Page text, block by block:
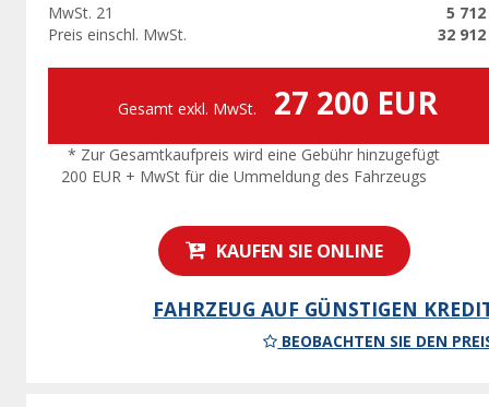
MwSt. 21
5 712
Preis einschl. MwSt.
32 912
Gesamt exkl. MwSt. 27 200 EUR
* Zur Gesamtkaufpreis wird eine Gebühr hinzugefügt
200 EUR + MwSt für die Ummeldung des Fahrzeugs
KAUFEN SIE ONLINE
FAHRZEUG AUF GÜNSTIGEN
BEOBACHTEN SIE DEN